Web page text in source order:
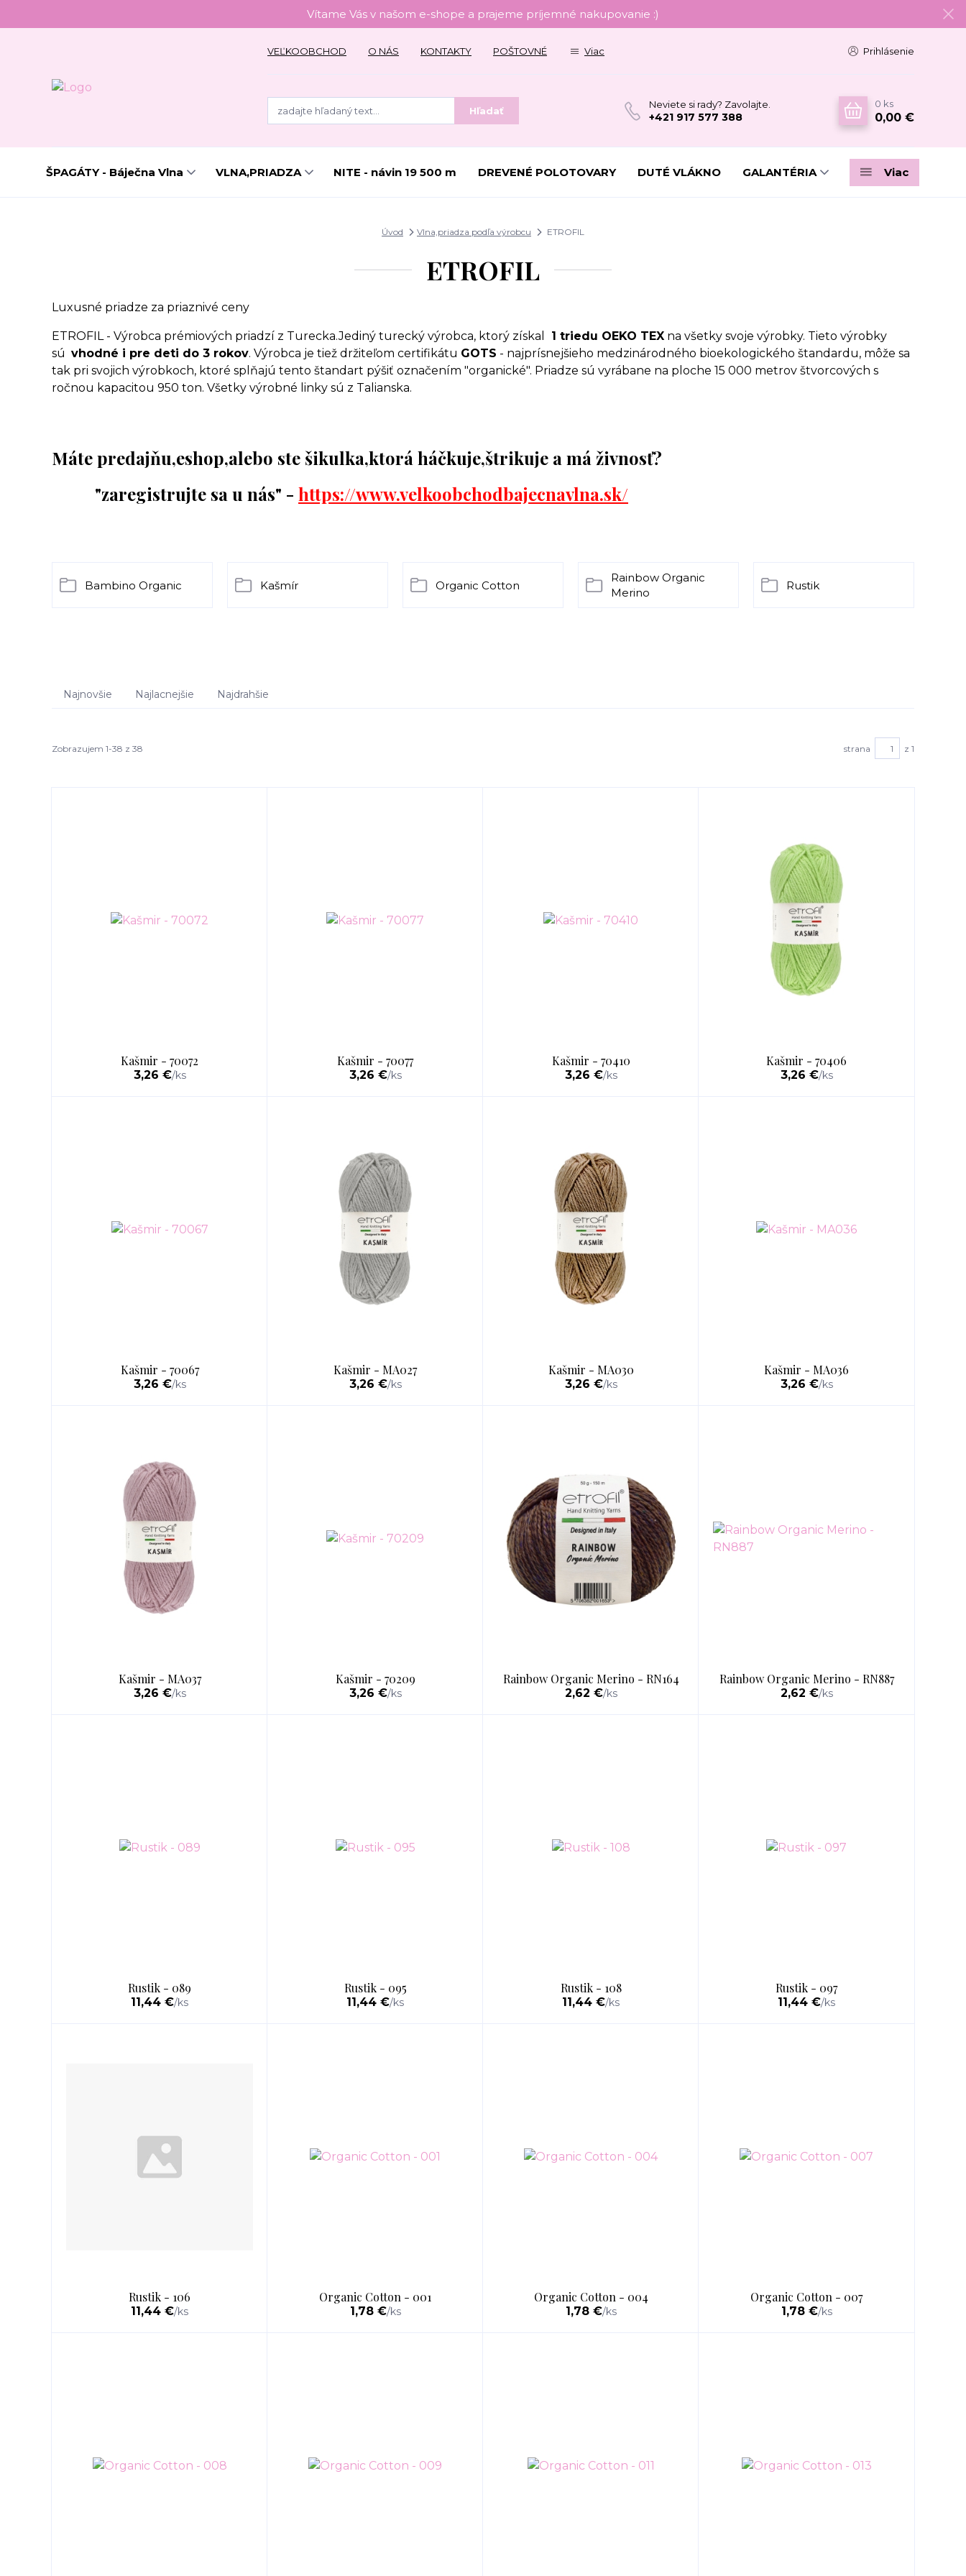
Vítame Vás v našom e-shope a prajeme príjemné nakupovanie :)
VEĽKOOBCHOD O NÁS KONTAKTY POŠTOVNÉ Viac Prihlásenie
Hľadať
Neviete si rady? Zavolajte.
+421 917 577 388
0 ks
0,00 €
ŠPAGÁTY - Báječna Vlna VLNA,PRIADZA NITE - návin 19 500 m DREVENÉ POLOTOVARY DUTÉ VLÁKNO GALANTÉRIA Viac
Úvod Vlna,priadza podľa výrobcu ETROFIL
ETROFIL
Luxusné priadze za priaznivé ceny
ETROFIL - Výrobca prémiových priadzí z Turecka.Jediný turecký výrobca, ktorý získal 1 triedu OEKO TEX na všetky svoje výrobky. Tieto výrobky
sú vhodné i pre deti do 3 rokov. Výrobca je tiež držiteľom certifikátu GOTS - najprísnejšieho medzinárodného bioekologického štandardu, môže sa
tak pri svojich výrobkoch, ktoré splňajú tento štandart pýšiť označením "organické". Priadze sú vyrábane na ploche 15 000 metrov štvorcových s
ročnou kapacitou 950 ton. Všetky výrobné linky sú z Talianska.
Máte predajňu,eshop,alebo ste šikulka,ktorá háčkuje,štrikuje a má živnosť?
"zaregistrujte sa u nás" - https://www.velkoobchodbajecnavlna.sk/
Bambino Organic Kašmír Organic Cotton
Rainbow Organic
Merino
Rustik
Najnovšie Najlacnejšie Najdrahšie
Zobrazujem 1-38 z 38 strana z 1
Kašmir - 70072
3,26 €/ks
Kašmir - 70077
3,26 €/ks
Kašmir - 70410
3,26 €/ks
Kašmir - 70406
3,26 €/ks
Kašmir - 70067
3,26 €/ks
Kašmir - MA027
3,26 €/ks
Kašmir - MA030
3,26 €/ks
Kašmir - MA036
3,26 €/ks
Kašmir - MA037
3,26 €/ks
Kašmir - 70209
3,26 €/ks
Rainbow Organic Merino - RN164
2,62 €/ks
Rainbow Organic Merino - RN887
2,62 €/ks
Rustik - 089
11,44 €/ks
Rustik - 095
11,44 €/ks
Rustik - 108
11,44 €/ks
Rustik - 097
11,44 €/ks
Rustik - 106
11,44 €/ks
Organic Cotton - 001
1,78 €/ks
Organic Cotton - 004
1,78 €/ks
Organic Cotton - 007
1,78 €/ks